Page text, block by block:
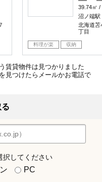
39.74㎡
沼ノ端駅
北海道苫
丁目
料理が楽 収納
賃貸物件は見つかりました
見つけたらメールかお電話で
択してください
PC